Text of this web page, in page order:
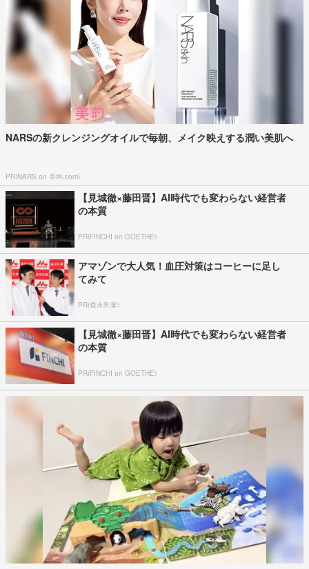
NARSの新クレンジングオイルで毎朝、メイク映えする潤い美肌へ
PR(NARS on 美的.com)
【見城徹×藤田晋】AI時代でも変わらない経営者
の本質
PR(FINCHI on GOETHE)
アマゾンで大人気！血圧対策はコーヒーに足し
てみて
PR(森永乳業)
【見城徹×藤田晋】AI時代でも変わらない経営者
の本質
PR(FINCHI on GOETHE)